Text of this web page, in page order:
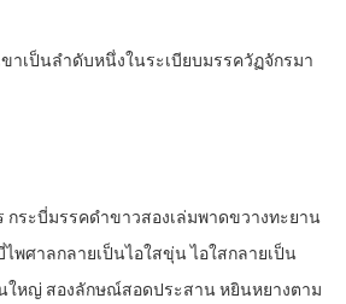
าเป็นลำดับหนึ่งในระเบียบมรรควัฏจักรมา
กระบี่มรรคดำขาวสองเล่มพาดขวางทะยาน
พศาลกลายเป็นไอใสขุ่น ไอใสกลายเป็น
หญ่ สองลักษณ์สอดประสาน หยินหยางตาม